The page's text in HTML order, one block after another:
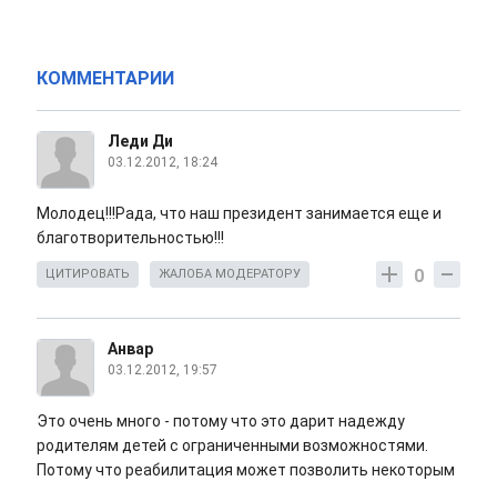
КОММЕНТАРИИ
Леди Ди
03.12.2012, 18:24
Молодец!!!Рада, что наш президент занимается еще и
благотворительностью!!!
0
ЦИТИРОВАТЬ ЖАЛОБА МОДЕРАТОРУ
Анвар
03.12.2012, 19:57
Это очень много - потому что это дарит надежду
родителям детей с ограниченными возможностями.
Потому что реабилитация может позволить некоторым